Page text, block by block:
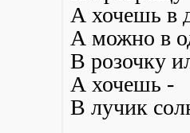
А хочешь в
А можно в
В розочку
А хочешь -
В лучик